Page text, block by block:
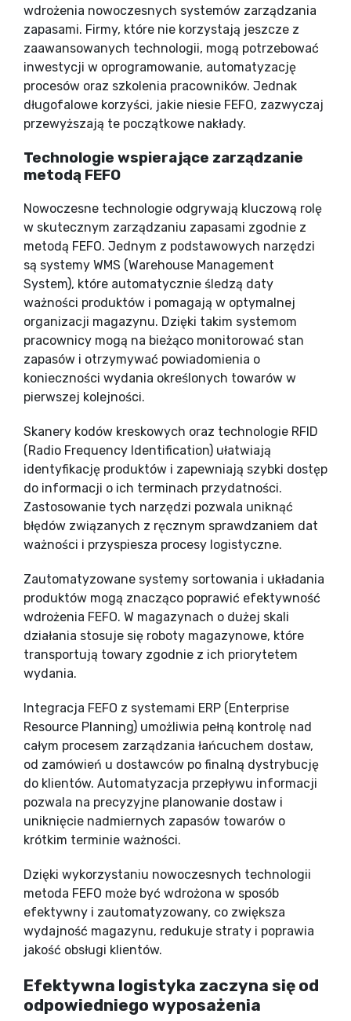
wdrożenia nowoczesnych systemów zarządzania
zapasami. Firmy, które nie korzystają jeszcze z
zaawansowanych technologii, mogą potrzebować
inwestycji w oprogramowanie, automatyzację
procesów oraz szkolenia pracowników. Jednak
długofalowe korzyści, jakie niesie FEFO, zazwyczaj
przewyższają te początkowe nakłady.
Technologie wspierające zarządzanie
metodą FEFO
Nowoczesne technologie odgrywają kluczową rolę
w skutecznym zarządzaniu zapasami zgodnie z
metodą FEFO. Jednym z podstawowych narzędzi
są systemy WMS (Warehouse Management
System), które automatycznie śledzą daty
ważności produktów i pomagają w optymalnej
organizacji magazynu. Dzięki takim systemom
pracownicy mogą na bieżąco monitorować stan
zapasów i otrzymywać powiadomienia o
konieczności wydania określonych towarów w
pierwszej kolejności.
Skanery kodów kreskowych oraz technologie RFID
(Radio Frequency Identification) ułatwiają
identyfikację produktów i zapewniają szybki dostęp
do informacji o ich terminach przydatności.
Zastosowanie tych narzędzi pozwala uniknąć
błędów związanych z ręcznym sprawdzaniem dat
ważności i przyspiesza procesy logistyczne.
Zautomatyzowane systemy sortowania i układania
produktów mogą znacząco poprawić efektywność
wdrożenia FEFO. W magazynach o dużej skali
działania stosuje się roboty magazynowe, które
transportują towary zgodnie z ich priorytetem
wydania.
Integracja FEFO z systemami ERP (Enterprise
Resource Planning) umożliwia pełną kontrolę nad
całym procesem zarządzania łańcuchem dostaw,
od zamówień u dostawców po finalną dystrybucję
do klientów. Automatyzacja przepływu informacji
pozwala na precyzyjne planowanie dostaw i
uniknięcie nadmiernych zapasów towarów o
krótkim terminie ważności.
Dzięki wykorzystaniu nowoczesnych technologii
metoda FEFO może być wdrożona w sposób
efektywny i zautomatyzowany, co zwiększa
wydajność magazynu, redukuje straty i poprawia
jakość obsługi klientów.
Efektywna logistyka zaczyna się od
odpowiedniego wyposażenia